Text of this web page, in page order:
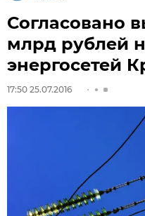
Согласовано
млрд рублей
энергосетей
17:50 25.07.2016